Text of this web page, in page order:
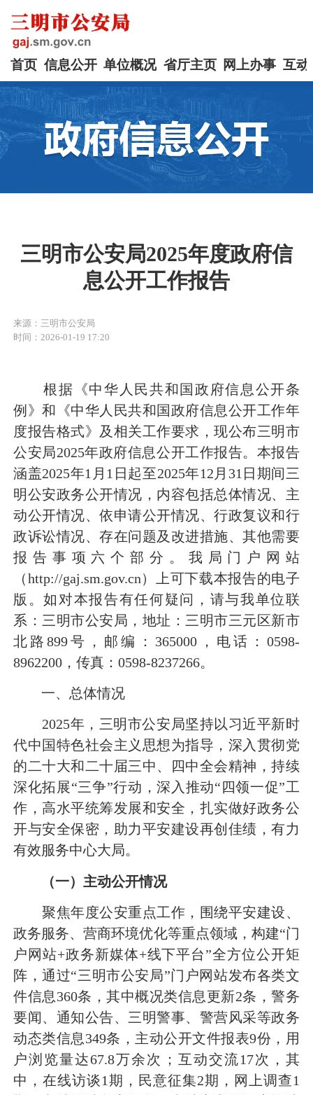
首页 信息公开 单位概况 省厅主页 网上办事 互动
三明市公安局2025年度政府信
息公开工作报告
来源：三明市公安局
时间：2026-01-19 17:20
根据《中华人民共和国政府信息公开条
例》和《中华人民共和国政府信息公开工作年
度报告格式》及相关工作要求，现公布三明市
公安局2025年政府信息公开工作报告。本报告
涵盖2025年1月1日起至2025年12月31日期间三
明公安政务公开情况，内容包括总体情况、主
动公开情况、依申请公开情况、行政复议和行
政诉讼情况、存在问题及改进措施、其他需要
报告事项六个部分。我局门户网站
（http://gaj.sm.gov.cn）上可下载本报告的电子
版。如对本报告有任何疑问，请与我单位联
系：三明市公安局，地址：三明市三元区新市
北路899号，邮编：365000，电话：0598-
8962200，传真：0598-8237266。
一、总体情况
2025年，三明市公安局坚持以习近平新时
代中国特色社会主义思想为指导，深入贯彻党
的二十大和二十届三中、四中全会精神，持续
深化拓展“三争”行动，深入推动“四领一促”工
作，高水平统筹发展和安全，扎实做好政务公
开与安全保密，助力平安建设再创佳绩，有力
有效服务中心大局。
（一） 主动公开情况
聚焦年度公安重点工作，围绕平安建设、
政务服务、营商环境优化等重点领域，构建“门
户网站+政务新媒体+线下平台”全方位公开矩
阵，通过“三明市公安局”门户网站发布各类文
件信息360条，其中概况类信息更新2条，警务
要闻、通知公告、三明警事、警营风采等政务
动态类信息349条，主动公开文件报表9份，用
户浏览量达67.8万余次；互动交流17次，其
中，在线访谈1期，民意征集2期，网上调查1